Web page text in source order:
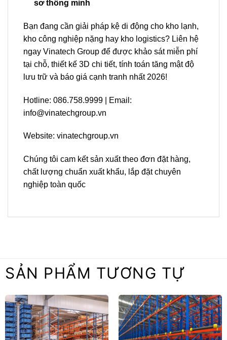
sơ thông minh
Bạn đang cần giải pháp kệ di động cho kho lạnh,
kho công nghiệp nặng hay kho logistics? Liên hệ
ngay Vinatech Group để được khảo sát miễn phí
tại chỗ, thiết kế 3D chi tiết, tính toán tăng mật độ
lưu trữ và báo giá cạnh tranh nhất 2026!
Hotline: 086.758.9999 | Email:
info@vinatechgroup.vn
Website: vinatechgroup.vn
Chúng tôi cam kết sản xuất theo đơn đặt hàng,
chất lượng chuẩn xuất khẩu, lắp đặt chuyên
nghiệp toàn quốc
SẢN PHẨM TƯƠNG TỰ